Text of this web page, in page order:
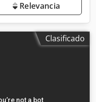
Relevancia
Clasificado